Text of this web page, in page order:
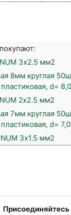
3х2.5 мм2
8мм круглая
пластиковая, d=
2х2.5 мм2
7мм круглая
пластиковая, d=
3х1.5 мм2
Присоединяйтесь